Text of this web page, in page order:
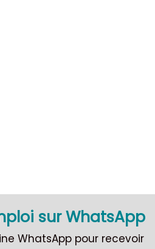
sur WhatsApp
WhatsApp pour recevoir